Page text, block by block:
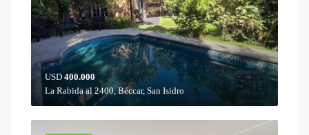
USD 400.000
La Rabida al 2400, Béccar, San Isidro